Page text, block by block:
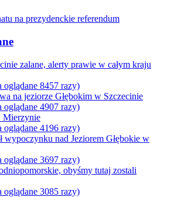
zalane, alerty prawie w całym kraju
oglądane 8457 razy)
na jeziorze Głębokim w Szczecinie
oglądane 4907 razy)
Mierzynie
oglądane 4196 razy)
wypoczynku nad Jeziorem Głębokie w
oglądane 3697 razy)
obyśmy tutaj zostali
oglądane 3085 razy)